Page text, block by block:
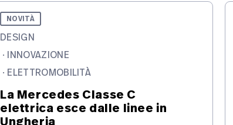
NOVITÀ
DESIGN
· INNOVAZIONE
· ELETTROMOBILITÀ
La Mercedes Classe C
elettrica esce dalle linee in
Ungheria